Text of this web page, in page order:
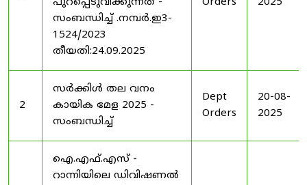
സംബന്ധിച്ച് .നമ്പർ.ഇ3-
1524/2023
തീയതി:24.09.2025
2
സർക്കിൾ തല വനം
കായിക മേള 2025 -
സംബന്ധിച്ച്
Dept
Orders
20-08-
2025
ഐ.എഫ്.എസ് -
റാന്നിയിലെ ഡിവിഷണൽ